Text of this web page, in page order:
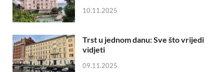
10.11.2025
Trst u jednom danu: Sve što vrijedi
vidjeti
09.11.2025